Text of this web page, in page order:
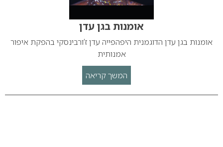
אומנות בגן עדן
אומנות בגן עדן הדוגמנית היפהפייה עדן ז’ורבינסקי בהפקת איפור
אמנותית
המשך קריאה